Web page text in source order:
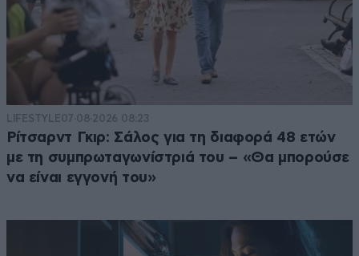
LIFESTYLE07·08·2026 08:23
Ρίτσαρντ Γκιρ: Σάλος για τη διαφορά 48 ετών
με τη συμπρωταγωνίστριά του – «Θα μπορούσε
να είναι εγγονή του»